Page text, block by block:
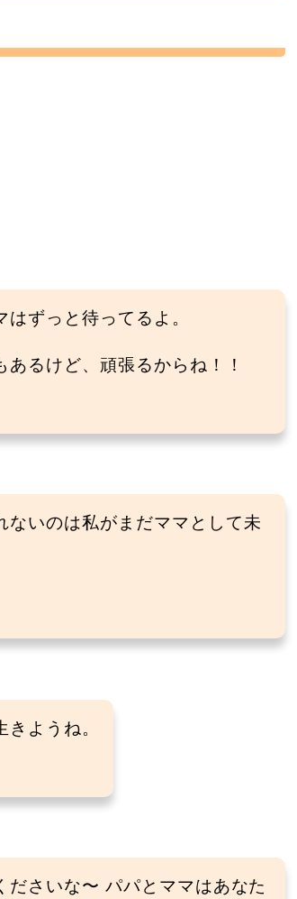
ずっと待ってるよ。
るけど、頑張るからね！！
いのは私がまだママとして未
ようね。
さいな〜 パパとママはあなた